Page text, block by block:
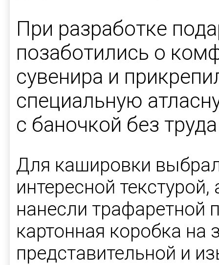
При разработке
позаботились о
сувенира и
специальную
с баночкой без
Для кашировки
интересной
нанесли трафаретной
картонная коробка на
представительной и